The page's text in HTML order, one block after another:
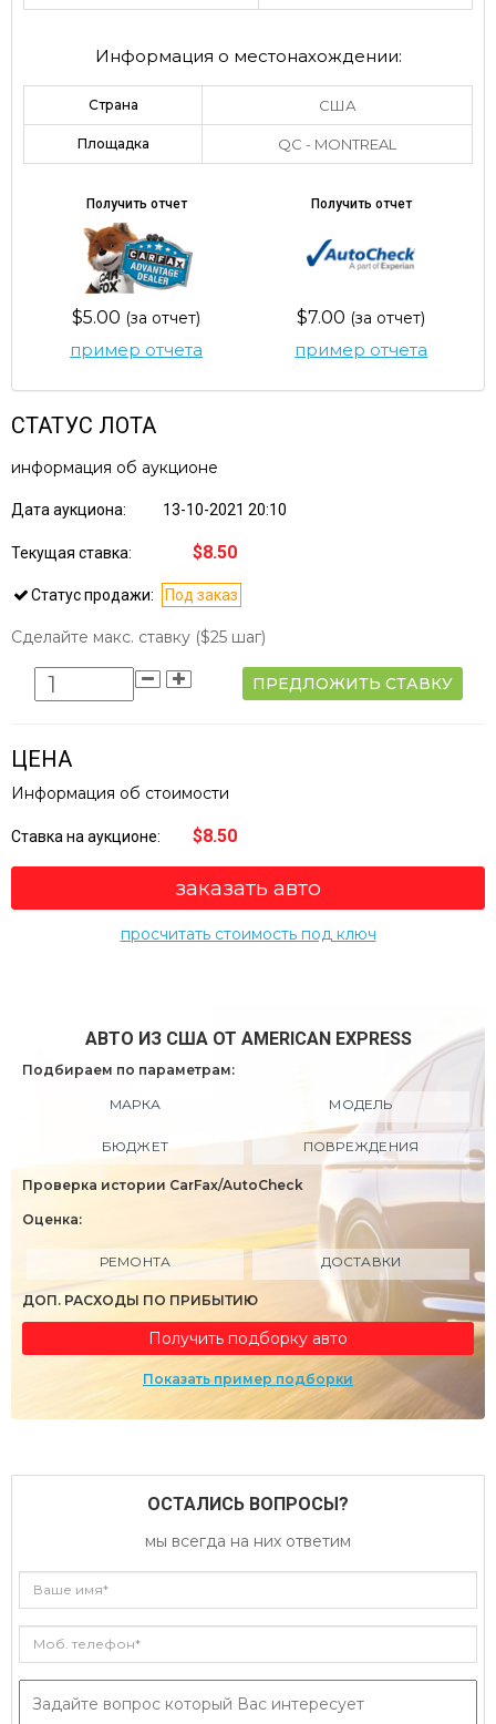
Информация о местонахождении:
Страна США
Площадка QC - MONTREAL
Получить отчет
$5.00 (за отчет)
пример отчета
Получить отчет
$7.00 (за отчет)
пример отчета
СТАТУС ЛОТА
информация об аукционе
Дата аукциона: 13-10-2021 20:10
Текущая ставка: $8.50
Статус продажи: Под заказ
Сделайте макс. ставку ($25 шаг)
ПРЕДЛОЖИТЬ СТАВКУ
ЦЕНА
Информация об стоимости
Ставка на аукционе: $8.50
заказать авто
просчитать стоимость под ключ
АВТО ИЗ США ОТ AMERICAN EXPRESS
Подбираем по параметрам:
МАРКА МОДЕЛЬ
БЮДЖЕТ ПОВРЕЖДЕНИЯ
Проверка истории CarFax/AutoCheck
Оценка:
РЕМОНТА ДОСТАВКИ
ДОП. РАСХОДЫ ПО ПРИБЫТИЮ
Получить подборку авто
Показать пример подборки
ОСТАЛИСЬ ВОПРОСЫ?
мы всегда на них ответим